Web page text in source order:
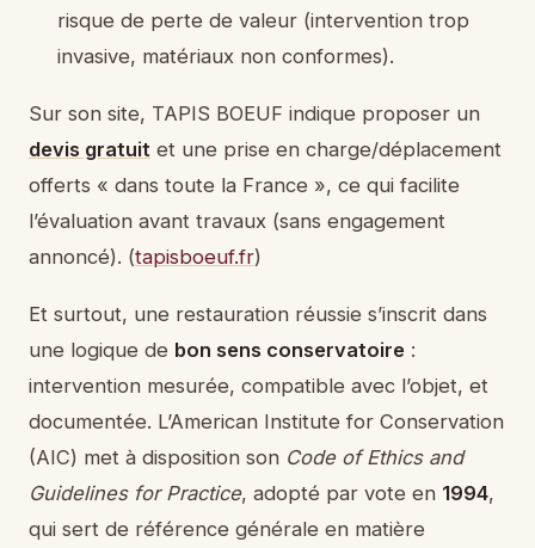
risque de perte de valeur (intervention trop
invasive, matériaux non conformes).
Sur son site, TAPIS BOEUF indique proposer un
devis gratuit et une prise en charge/déplacement
offerts « dans toute la France », ce qui facilite
l’évaluation avant travaux (sans engagement
annoncé). (tapisboeuf.fr)
Et surtout, une restauration réussie s’inscrit dans
une logique de bon sens conservatoire :
intervention mesurée, compatible avec l’objet, et
documentée. L’American Institute for Conservation
(AIC) met à disposition son Code of Ethics and
Guidelines for Practice, adopté par vote en 1994,
qui sert de référence générale en matière